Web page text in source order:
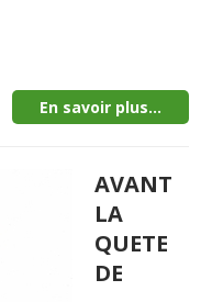
En savoir plus...
AVANT
LA
QUETE
DE